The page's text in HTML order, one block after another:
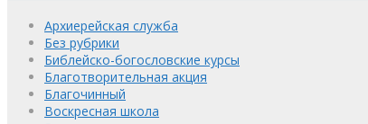
Архиерейская служба
Без рубрики
Библейско-богословские курсы
Благотворительная акция
Благочинный
Воскресная школа